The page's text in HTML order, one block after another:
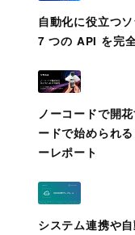
自動化に役立つ
7 つの API を完
ノーコードで開
ードで始められ
ーレポート
システム連携や